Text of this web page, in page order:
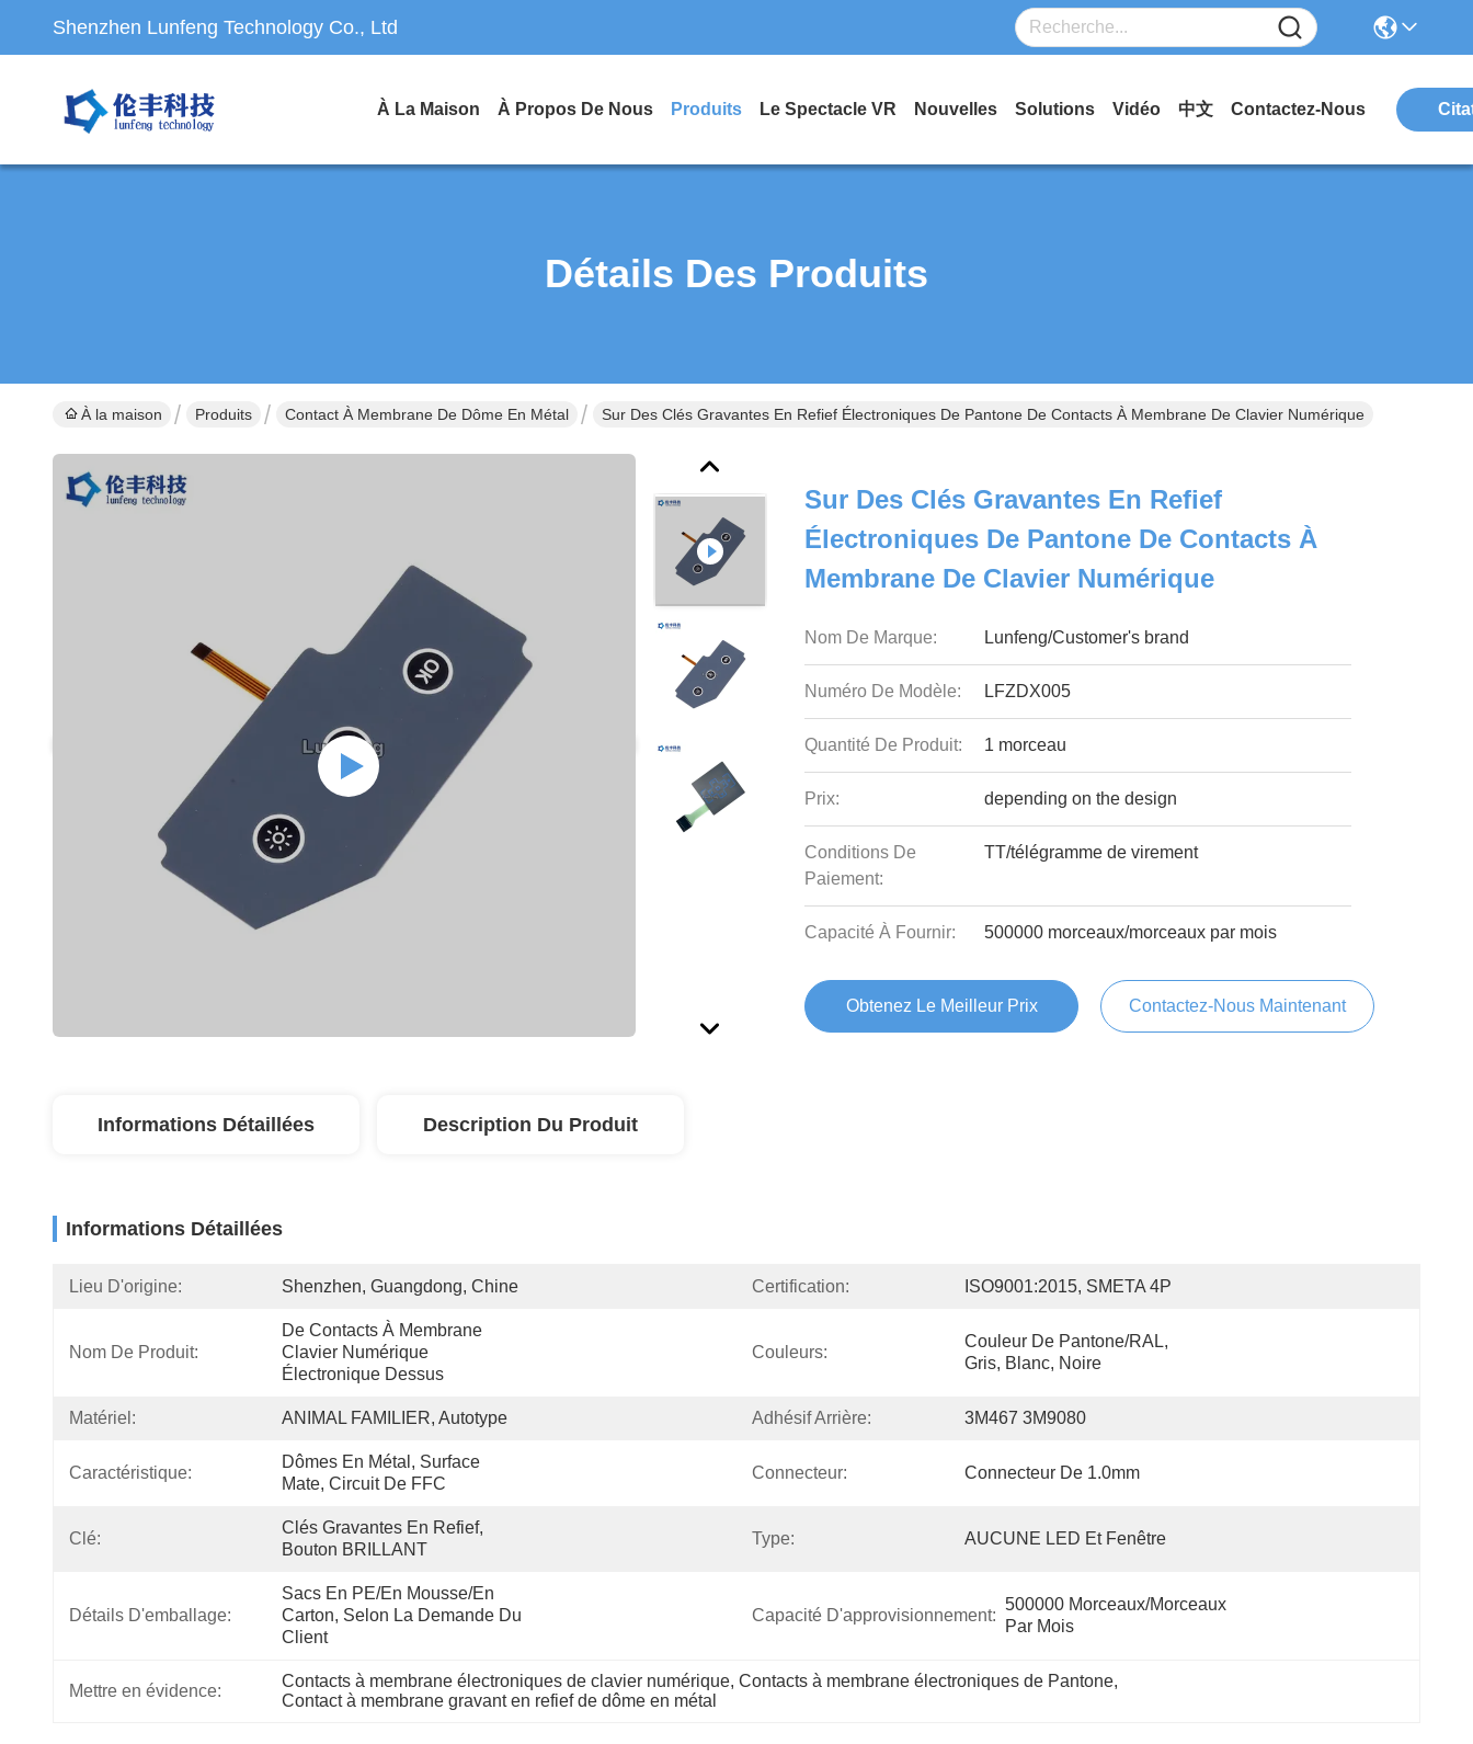
Shenzhen Lunfeng Technology Co., Ltd
À La Maison À Propos De Nous Produits Le Spectacle VR Nouvelles Solutions Vidéo 中文 Contactez-Nous
Détails Des Produits
À la maison Produits Contact À Membrane De Dôme En Métal Sur Des Clés Gravantes En Refief Électroniques De Pantone De Contacts À Membrane De Clavier Numérique
Sur Des Clés Gravantes En Refief
Électroniques De Pantone De Contacts À
Membrane De Clavier Numérique
Nom De Marque: Lunfeng/Customer's brand
Numéro De Modèle: LFZDX005
Quantité De Produit: 1 morceau
Prix: depending on the design
Conditions De
Paiement:
TT/télégramme de virement
Capacité À Fournir: 500000 morceaux/morceaux par mois
Obtenez Le Meilleur Prix Contactez-Nous Maintenant
Informations Détaillées Description Du Produit
Informations Détaillées
Lieu D'origine: Shenzhen, Guangdong, Chine Certification: ISO9001:2015, SMETA 4P
Nom De Produit:
De Contacts À Membrane
Clavier Numérique
Électronique Dessus
Couleurs:
Couleur De Pantone/RAL,
Gris, Blanc, Noire
Matériel: ANIMAL FAMILIER, Autotype Adhésif Arrière: 3M467 3M9080
Caractéristique:
Dômes En Métal, Surface
Mate, Circuit De FFC
Connecteur: Connecteur De 1.0mm
Clé:
Clés Gravantes En Refief,
Bouton BRILLANT
Type: AUCUNE LED Et Fenêtre
Détails D'emballage:
Sacs En PE/en Mousse/en
Carton, Selon La Demande Du
Client
Capacité D'approvisionnement:
500000 Morceaux/morceaux
Par Mois
Mettre en évidence:
Contacts à membrane électroniques de clavier numérique, Contacts à membrane électroniques de Pantone,
Contact à membrane gravant en refief de dôme en métal